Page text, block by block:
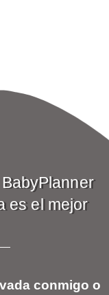
es el mejor
conmigo o